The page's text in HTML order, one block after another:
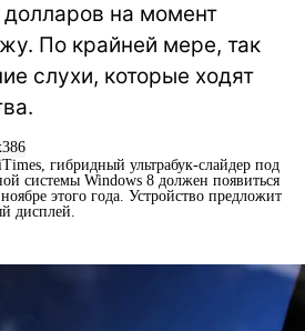
на момент
По крайней мере, так
слухи, которые ходят
гибридный ультрабук-слайдер под
системы Windows 8 должен появиться
этого года. Устройство предложит
дисплей.